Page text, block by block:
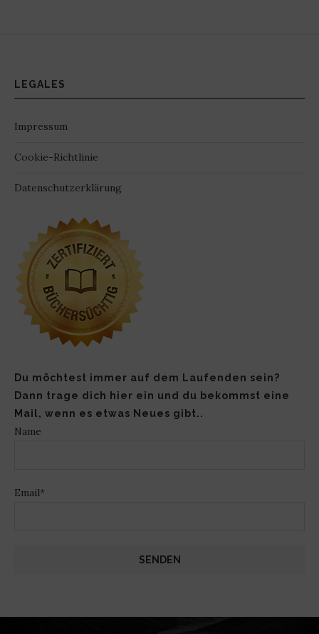
LEGALES
Impressum
Cookie-Richtlinie
Datenschutzerklärung
Du möchtest immer auf dem Laufenden sein?
Dann trage dich hier ein und du bekommst eine
Mail, wenn es etwas Neues gibt..
Name
Email*